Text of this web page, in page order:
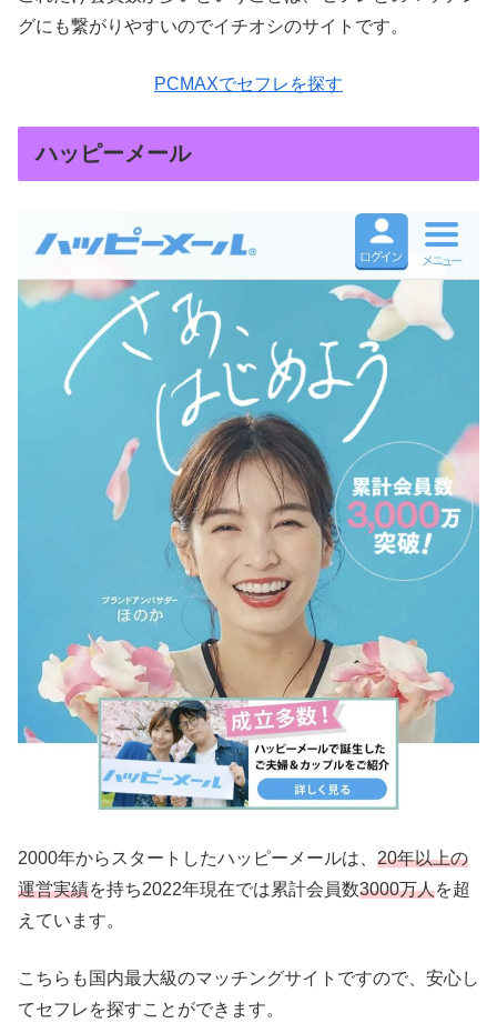
グにも繋がりやすいのでイチオシのサイトです。
PCMAXでセフレを探す
ハッピーメール
2000年からスタートしたハッピーメールは、 20年以上の
運営実績を持ち2022年現在では累計会員数3000万人を超
えています。
こちらも国内最大級のマッチングサイトですので、安心し
てセフレを探すことができます。